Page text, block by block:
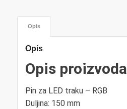
Opis
Opis
Opis proizvoda
Pin za LED traku – RGB
Duljina: 150 mm